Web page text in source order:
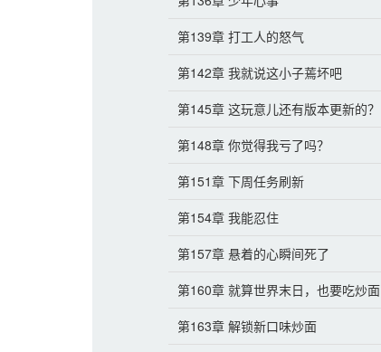
第139章 打工人的怒气
第142章 我就说这小子蔫坏吧
第145章 这玩意儿还有版本更新的？
第148章 你觉得我亏了吗？
第151章 下周任务刷新
第154章 我能忍住
第157章 悬着的心瞬间死了
第160章 就算世界末日，也要吃炒面
第163章 解锁新口味炒面